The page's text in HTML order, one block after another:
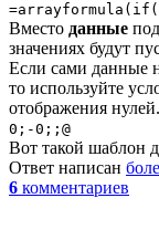
Вместо данные
значениях будут
Если сами данные
то используйте
отображения нулей.
0;-0;;@
Вот такой шаблон
Ответ написан
6 комментариев